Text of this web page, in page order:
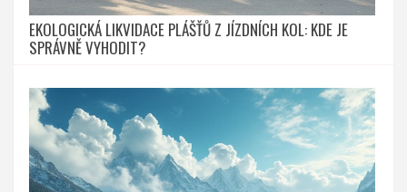
EKOLOGICKÁ LIKVIDACE PLÁŠŤŮ Z JÍZDNÍCH KOL: KDE JE
SPRÁVNĚ VYHODIT?